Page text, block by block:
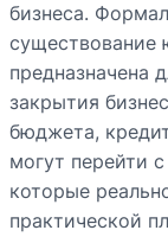
бизнеса.
существование
предназначена
закрытия
бюджета,
могут перейти
которые
практической